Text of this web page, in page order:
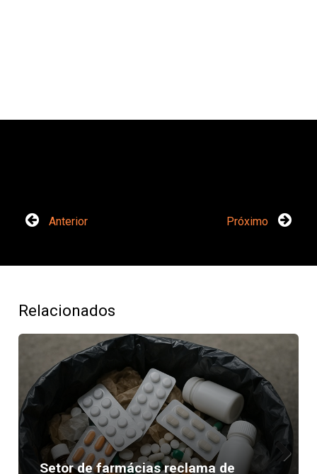
Anterior Próximo
Relacionados
Setor de farmácias reclama de